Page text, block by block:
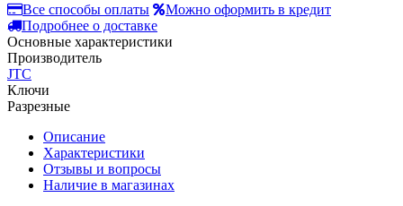
Все способы оплаты
Можно оформить в кредит
Подробнее о доставке
Основные характеристики
Производитель
JTC
Ключи
Разрезные
Описание
Характеристики
Отзывы и вопросы
Наличие в магазинах